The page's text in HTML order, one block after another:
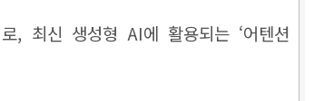
신 생성형 AI에 활용되는 ‘어텐션